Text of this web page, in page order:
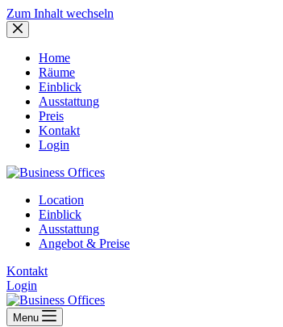
Zum Inhalt wechseln
Home
Räume
Einblick
Ausstattung
Preis
Kontakt
Login
Location
Einblick
Ausstattung
Angebot & Preise
Kontakt
Login
Menu